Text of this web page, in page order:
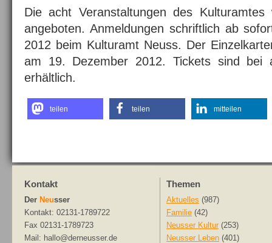
Die acht Veranstaltungen des
angeboten. Anmeldungen schriftlich ab
2012 beim Kulturamt Neuss. Der
am 19. Dezember 2012. Tickets sind bei
erhältlich.
teilen teilen mitteilen
Kontakt
Der Neusser
Kontakt: 02131-1789722
Fax 02131-1789723
Mail: hallo@derneusser.de
Themen
Aktuelles (987)
Familie (42)
Neusser Kultur (253)
Neusser Leben (401)